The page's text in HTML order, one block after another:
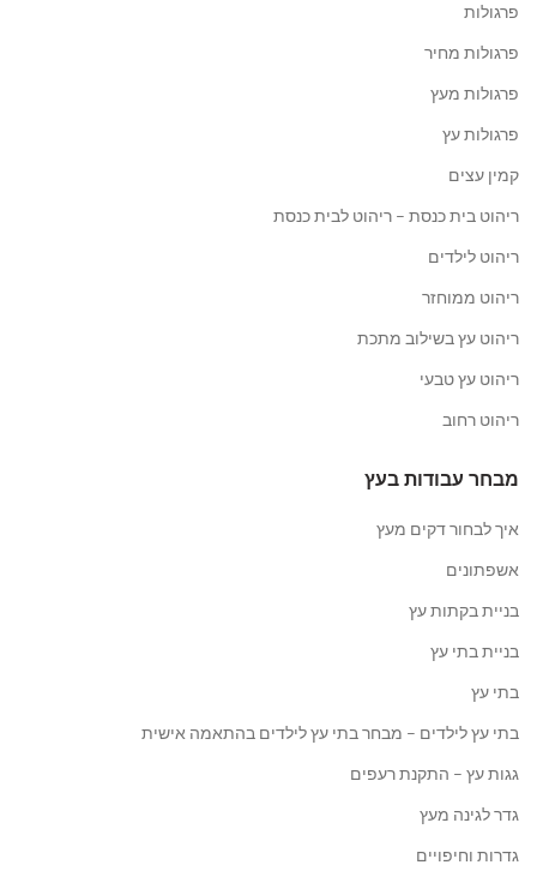
פרגולות
פרגולות מחיר
פרגולות מעץ
פרגולות עץ
קמין עצים
ריהוט בית כנסת – ריהוט לבית כנסת
ריהוט לילדים
ריהוט ממוחזר
ריהוט עץ בשילוב מתכת
ריהוט עץ טבעי
ריהוט רחוב
מבחר עבודות בעץ
איך לבחור דקים מעץ
אשפתונים
בניית בקתות עץ
בניית בתי עץ
בתי עץ
בתי עץ לילדים – מבחר בתי עץ לילדים בהתאמה אישית
גגות עץ – התקנת רעפים
גדר לגינה מעץ
גדרות וחיפויים